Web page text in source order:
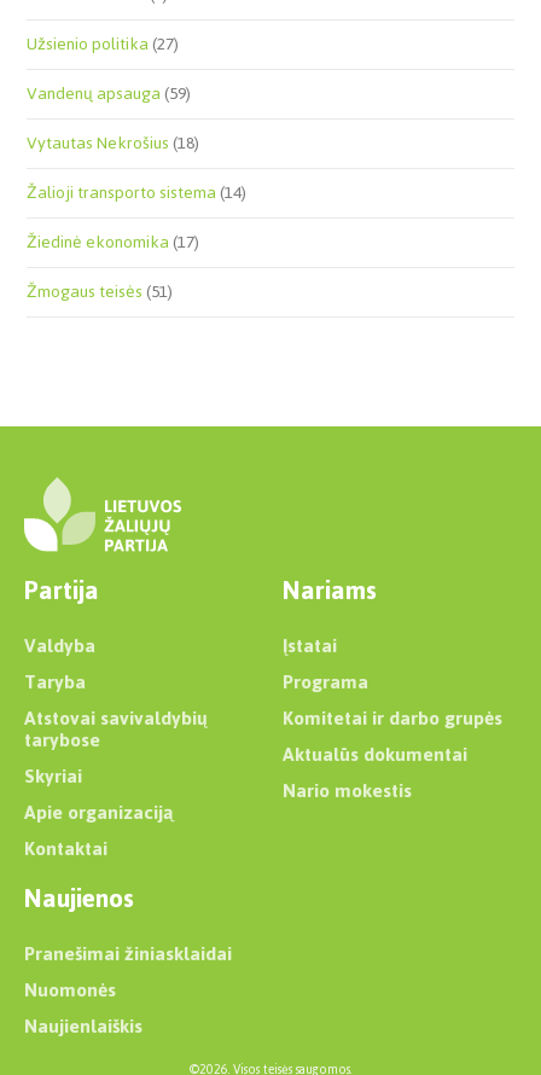
Užsienio politika(27)
Vandenų apsauga(59)
Vytautas Nekrošius(18)
Žalioji transporto sistema(14)
Žiedinė ekonomika(17)
Žmogaus teisės(51)
Partija
Valdyba
Taryba
Atstovai savivaldybių
tarybose
Skyriai
Apie organizaciją
Kontaktai
Nariams
Įstatai
Programa
Komitetai ir darbo grupės
Aktualūs dokumentai
Nario mokestis
Naujienos
Pranešimai žiniasklaidai
Nuomonės
Naujienlaiškis
©2026. Visos teisės saugomos.